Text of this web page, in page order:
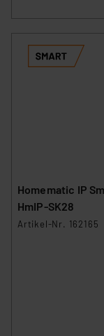
Homematic IP
HmIP-SK28
Artikel-Nr. 162165